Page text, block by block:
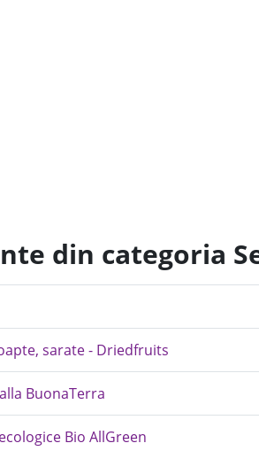
din categoria
sarate - Driedfruits
BuonaTerra
Bio AllGreen